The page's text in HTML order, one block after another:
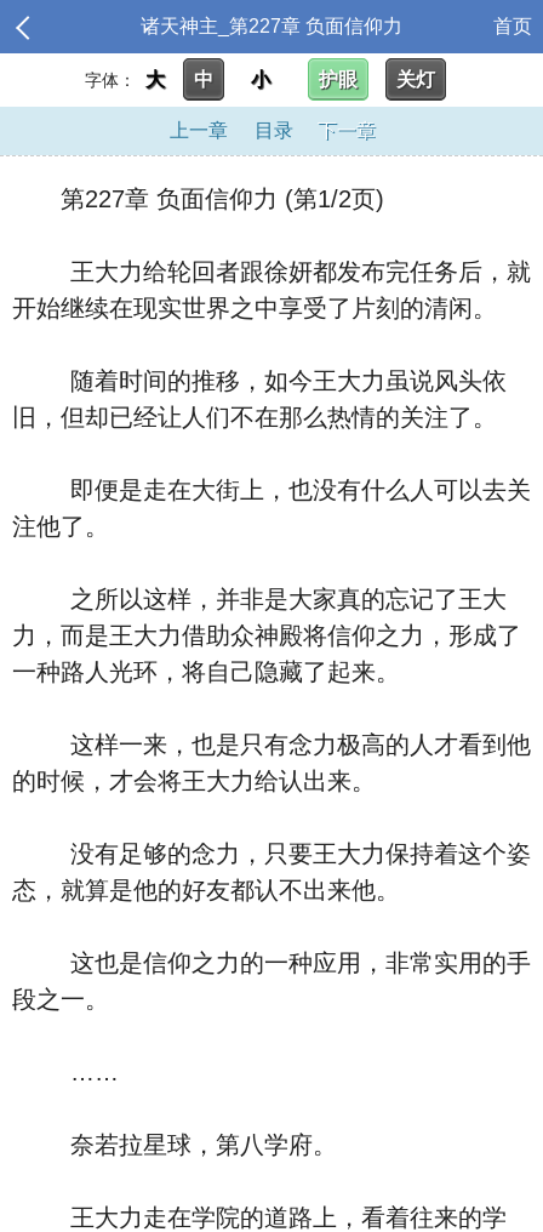
诸天神主_第227章 负面信仰力 首页
字体： 大 中 小 护眼 关灯
上一章 目录 下一章
第227章 负面信仰力 (第1/2页)
王大力给轮回者跟徐妍都发布完任务后，就
开始继续在现实世界之中享受了片刻的清闲。
随着时间的推移，如今王大力虽说风头依
旧，但却已经让人们不在那么热情的关注了。
即便是走在大街上，也没有什么人可以去关
注他了。
之所以这样，并非是大家真的忘记了王大
力，而是王大力借助众神殿将信仰之力，形成了
一种路人光环，将自己隐藏了起来。
这样一来，也是只有念力极高的人才看到他
的时候，才会将王大力给认出来。
没有足够的念力，只要王大力保持着这个姿
态，就算是他的好友都认不出来他。
这也是信仰之力的一种应用，非常实用的手
段之一。
……
奈若拉星球，第八学府。
王大力走在学院的道路上，看着往来的学